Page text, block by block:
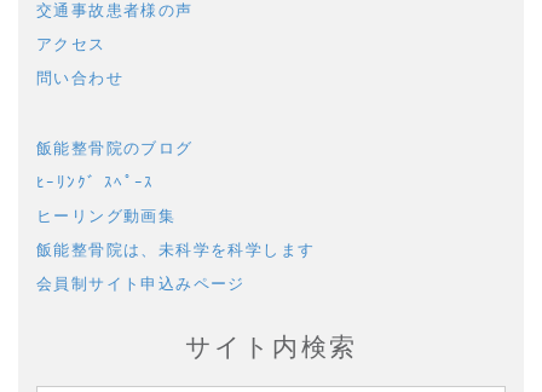
交通事故患者様の声
アクセス
問い合わせ
飯能整骨院のブログ
ﾋｰﾘﾝｸﾞ ｽﾍﾟｰｽ
ヒーリング動画集
飯能整骨院は、未科学を科学します
会員制サイト申込みページ
サイト内検索